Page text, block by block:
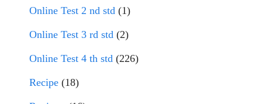
Online Test 2 nd std (1)
Online Test 3 rd std (2)
Online Test 4 th std (226)
Recipe (18)